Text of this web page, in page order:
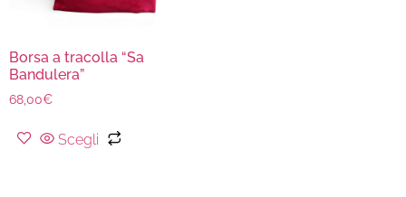
Borsa a tracolla “Sa
Bandulera”
68,00€
Scegli